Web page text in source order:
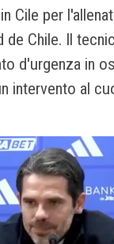
Cile per
de Chile. Il
d'urgenza in
intervento al